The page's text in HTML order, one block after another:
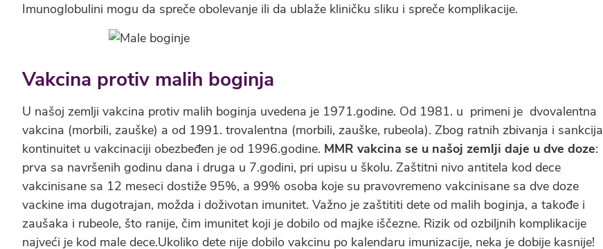
Imunoglobulini mogu da spreče obolevanje ili da ublaže kliničku sliku i spreče komplikacije.
Vakcina protiv malih boginja
U našoj zemlji vakcina protiv malih boginja uvedena je 1971.godine. Od 1981. u primeni je dvovalentna
vakcina (morbili, zauške) a od 1991. trovalentna (morbili, zauške, rubeola). Zbog ratnih zbivanja i sankcija
kontinuitet u vakcinaciji obezbeđen je od 1996.godine. MMR vakcina se u našoj zemlji daje u dve doze:
prva sa navršenih godinu dana i druga u 7.godini, pri upisu u školu. Zaštitni nivo antitela kod dece
vakcinisane sa 12 meseci dostiže 95%, a 99% osoba koje su pravovremeno vakcinisane sa dve doze
vackine ima dugotrajan, možda i doživotan imunitet. Važno je zaštititi dete od malih boginja, a takođe i
zaušaka i rubeole, što ranije, čim imunitet koji je dobilo od majke iščezne. Rizik od ozbiljnih komplikacije
najveći je kod male dece.Ukoliko dete nije dobilo vakcinu po kalendaru imunizacije, neka je dobije kasnije!